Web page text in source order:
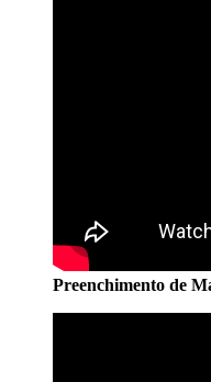
Preenchimento de